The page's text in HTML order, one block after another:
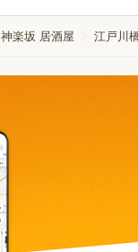
神楽坂 居酒屋 江戸川